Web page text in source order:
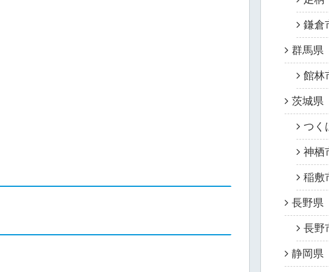
鎌倉
群馬県
館林
茨城県
つく
神栖
稲敷
長野県
長野
静岡県